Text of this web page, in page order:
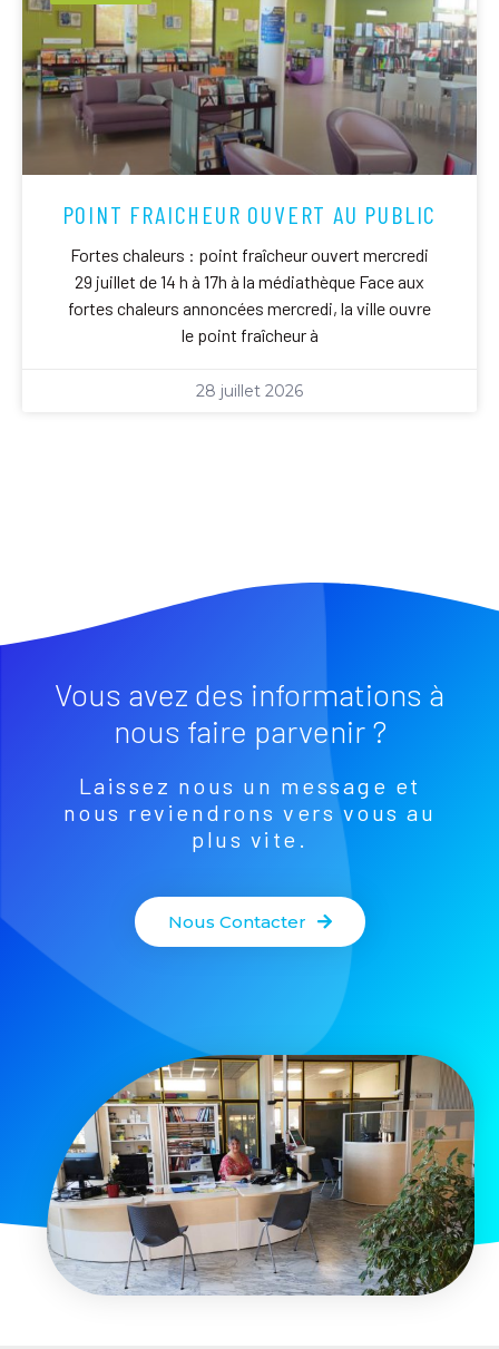
POINT FRAICHEUR OUVERT AU PUBLIC
Fortes chaleurs : point fraîcheur ouvert mercredi
29 juillet de 14 h à 17h à la médiathèque Face aux
fortes chaleurs annoncées mercredi, la ville ouvre
le point fraîcheur à
28 juillet 2026
Vous avez des informations à
nous faire parvenir ?
Laissez nous un message et
nous reviendrons vers vous au
plus vite.
Nous Contacter